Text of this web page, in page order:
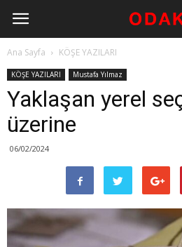
Ana Sayfa KÖŞE YAZILARI
KÖŞE YAZILARI Mustafa Yılmaz
Yaklaşan yerel
üzerine
06/02/2024